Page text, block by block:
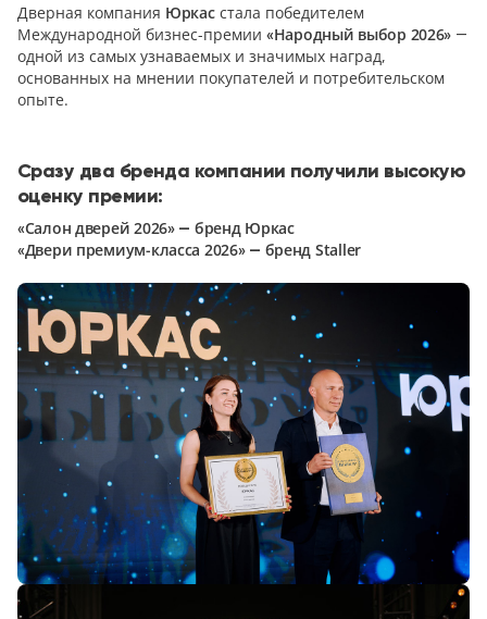
Дверная компания Юркасстала победителем
Международной бизнес-премии «Народный выбор 2026» —
одной из самых узнаваемых и значимых наград,
основанных на мнении покупателей и потребительском
опыте.
Сразу два бренда компании получили высокую
оценку премии:
«Салон дверей 2026» — бренд Юркас
«Двери премиум-класса 2026» — бренд Staller
23
На кухню
18
В детскую
22
Конструкция
Цаговые
Филенчатые
22
Каркасные
18
Материал
МДФ
Массив Ольхи
22
Массив сосны
18